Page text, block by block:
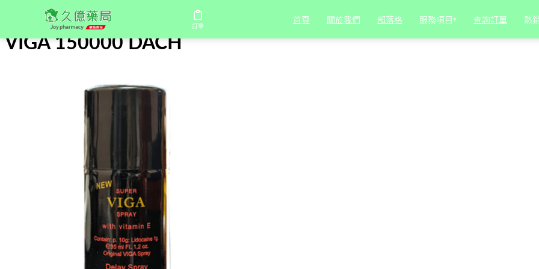
訂單
首頁 關於我們 部落格 服務項目 ▾ 查詢訂單 熱
VIGA 150000 DACH
VIGA 150000 DACH